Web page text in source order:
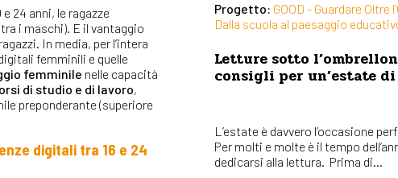
24 anni, le ragazze
i maschi). E il vantaggio
In media, per l’intera
femminili e quelle
femminile nelle capacità
di studio e di lavoro,
preponderante (superiore
digitali tra 16 e 24
Progetto: GOOD - Guardare Oltre
Dalla scuola al paesaggio
Letture sotto
consigli per un’estate
L’estate è davvero l’occasione
Per molti e molte è il tempo
dedicarsi alla lettura. Prima di...